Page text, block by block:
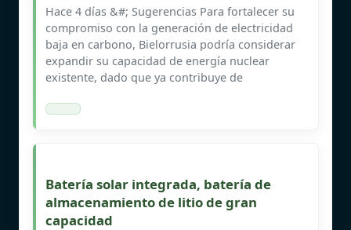
Hace 4 días &#; Sugerencias Para fortalecer su
compromiso con la generación de electricidad
baja en carbono, Bielorrusia podría considerar
expandir su capacidad de energía nuclear
existente, dado que ya contribuye de
Batería solar integrada, batería de
almacenamiento de litio de gran
capacidad